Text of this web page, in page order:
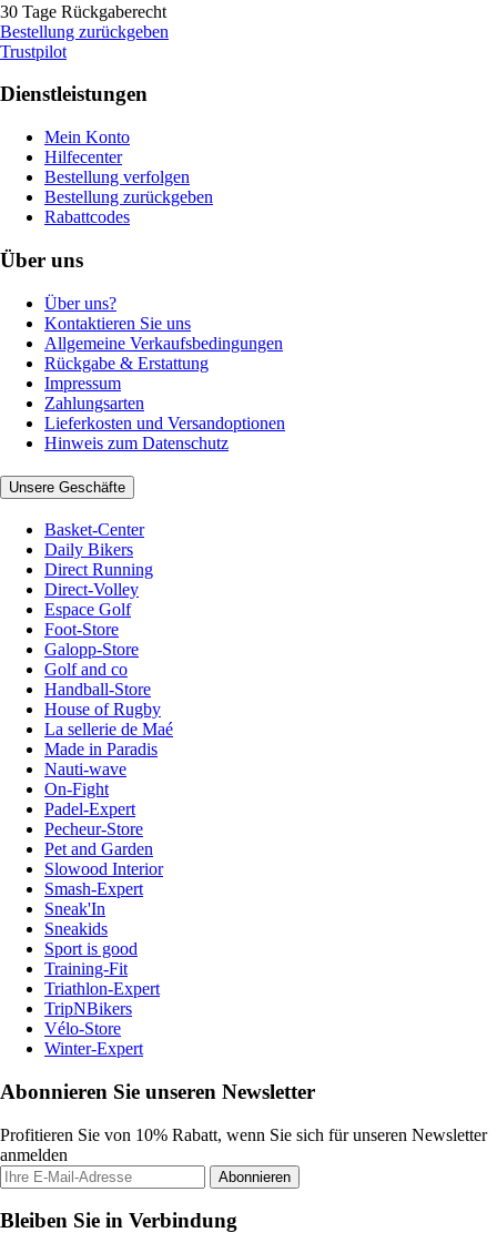
30 Tage Rückgaberecht
Bestellung zurückgeben
Trustpilot
Dienstleistungen
Mein Konto
Hilfecenter
Bestellung verfolgen
Bestellung zurückgeben
Rabattcodes
Über uns
Über uns?
Kontaktieren Sie uns
Allgemeine Verkaufsbedingungen
Rückgabe & Erstattung
Impressum
Zahlungsarten
Lieferkosten und Versandoptionen
Hinweis zum Datenschutz
Unsere Geschäfte
Basket-Center
Daily Bikers
Direct Running
Direct-Volley
Espace Golf
Foot-Store
Galopp-Store
Golf and co
Handball-Store
House of Rugby
La sellerie de Maé
Made in Paradis
Nauti-wave
On-Fight
Padel-Expert
Pecheur-Store
Pet and Garden
Slowood Interior
Smash-Expert
Sneak'In
Sneakids
Sport is good
Training-Fit
Triathlon-Expert
TripNBikers
Vélo-Store
Winter-Expert
Abonnieren Sie unseren Newsletter
Profitieren Sie von 10% Rabatt, wenn Sie sich für unseren Newsletter
anmelden
Abonnieren
Bleiben Sie in Verbindung